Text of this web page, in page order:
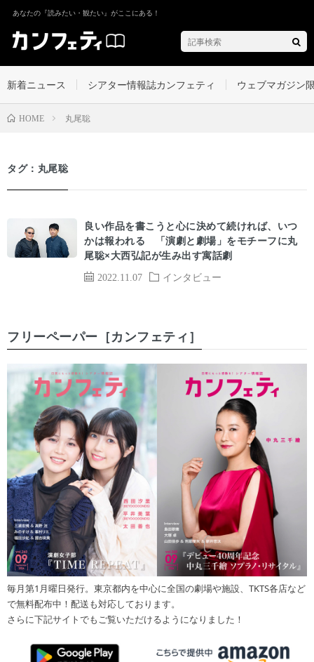
あなたの『読みたい・観たい』がここにある！
新着ニュース シアター情報誌カンフェティ ウェブマガジン
HOME 丸尾聡
タグ：丸尾聡
2022.11.07 インタビュー
良い作品を書こうと心に決めて続ければ、いつ
かは報われる 「演劇と劇場」をモチーフに丸
尾聡×大西弘記が生み出す寓話劇
フリーペーパー［カンフェティ］
毎月第1月曜日発行。東京都内を中心に全国の劇場や施設、TKTS各店など
で無料配布中！配送も対応しております。
さらに下記サイトでもご覧いただけるようになりました！